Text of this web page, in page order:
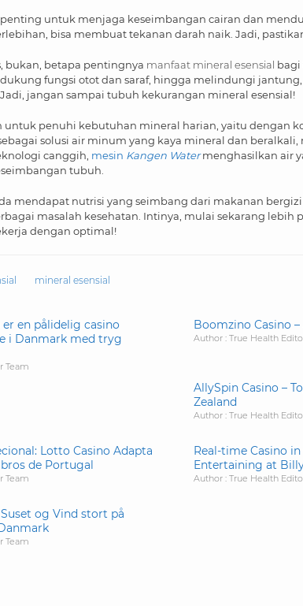
untuk menjaga keseimbangan cairan dan
bisa membuat tekanan darah naik. Jadi,
bukan, betapa pentingnya manfaat mineral esensial bagi
fungsi otot dan saraf, hingga melindungi
jangan sampai tubuh kekurangan mineral esensial!
untuk penuhi kebutuhan mineral harian, yaitu dengan
solusi air minum yang kaya mineral dan
canggih, mesin Kangen Watermenghasilkan air
tubuh.
mendapat nutrisi yang seimbang dari makanan
masalah kesehatan. Intinya, mulai sekarang lebih
dengan optimal!
mineral esensial
en pålidelig casino
i Danmark med tryg
Team
Boomzino Casino –
Author : True Health
AllySpin Casino –
Zealand
Author : True Health
Lotto Casino Adapta
de Portugal
Team
Real-time Casino
Entertaining at
Author : True Health
og Vind stort på
Team